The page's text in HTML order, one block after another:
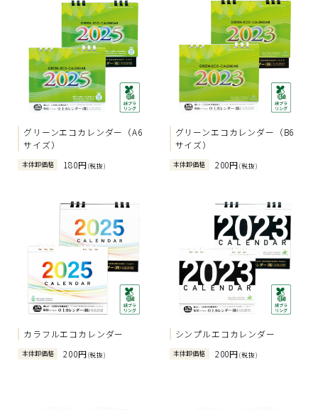
グリーンエコカレンダー（A6
サイズ）
本体卸価格 180円(税抜)
グリーンエコカレンダー（B6
サイズ）
本体卸価格 200円(税抜)
カラフルエコカレンダー
本体卸価格 200円(税抜)
シンプルエコカレンダー
本体卸価格 200円(税抜)